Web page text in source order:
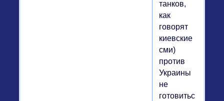
танков,
как
говорят
киевские
сми)
против
Украины
не
готовиться!